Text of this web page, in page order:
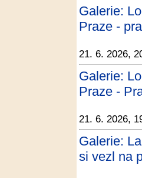
Galerie:
Praze -
21. 6. 2026,
Galerie:
Praze -
21. 6. 2026,
Galerie:
si vezl na